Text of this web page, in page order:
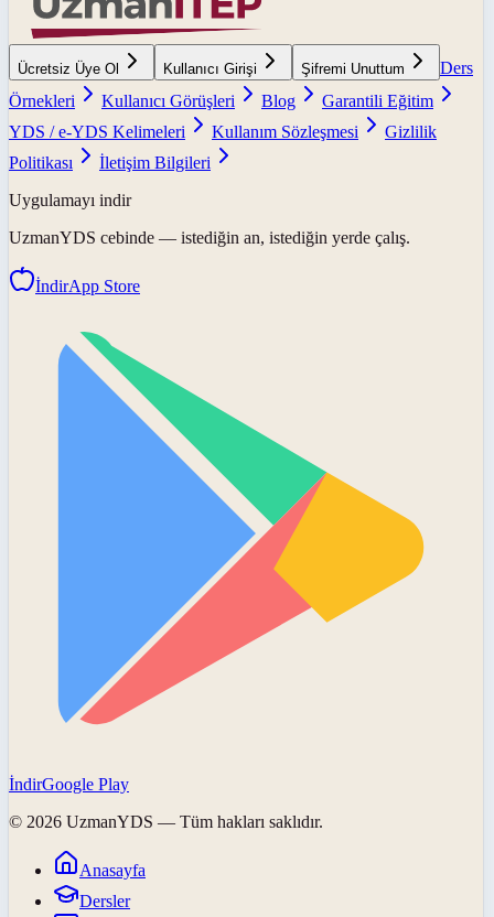
Ücretsiz Üye Ol Kullanıcı Girişi Şifremi Unuttum
Ders
Örnekleri
Kullanıcı Görüşleri Blog
Garantili Eğitim
YDS / e-YDS Kelimeleri
Kullanım Sözleşmesi
Gizlilik
Politikası
İletişim Bilgileri
Uygulamayı indir
UzmanYDS cebinde — istediğin an, istediğin yerde çalış.
İndirApp Store
İndirGoogle Play
© 2026 UzmanYDS — Tüm hakları saklıdır.
Anasayfa
Dersler